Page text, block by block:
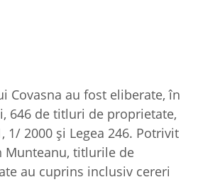
Covasna au fost eliberate, în
646 de titluri de proprietate,
1/ 2000 şi Legea 246. Potrivit
Munteanu, titlurile de
au cuprins inclusiv cereri